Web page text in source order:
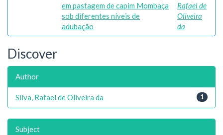
em pastagem de capim Mombaça
sob diferentes níveis de
adubação
Rafael de
Oliveira
da
Discover
Author
1
Silva, Rafael de Oliveira da
Subject